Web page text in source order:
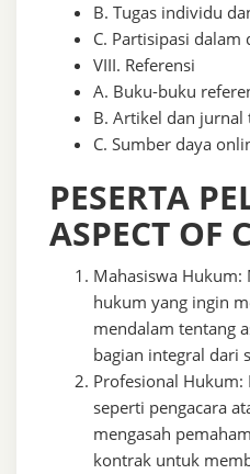
B. Tugas individu
C. Partisipasi dalam
VIII. Referensi
A. Buku-buku
B. Artikel dan jurnal
C. Sumber daya
PESERTA
ASPECT OF
Mahasiswa Hukum:
hukum yang ingin
mendalam tentang
bagian integral dari
Profesional
seperti pengacara
mengasah
kontrak untuk